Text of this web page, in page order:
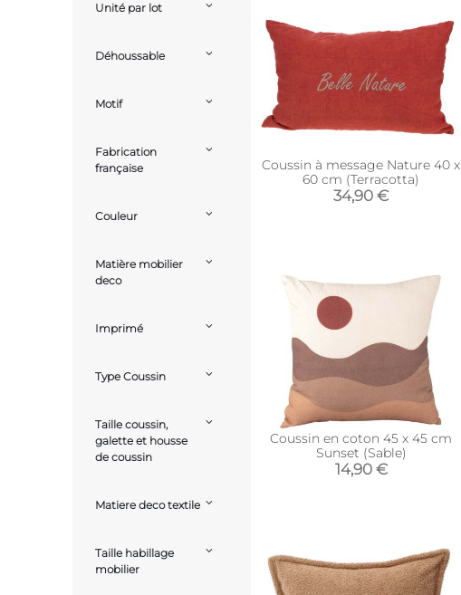
Unité par lot
Déhoussable
Motif
Fabrication
française
Couleur
Matière mobilier
deco
Imprimé
Type Coussin
Taille coussin,
galette et housse
de coussin
Matiere deco textile
Taille habillage
mobilier
Coussin à message Nature 40 x
60 cm (Terracotta)
34,90 €
Coussin en coton 45 x 45 cm
Sunset (Sable)
14,90 €